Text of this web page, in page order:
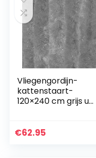
Vliegengordijn-
kattenstaart-
120×240 cm grijs uni
€62.95